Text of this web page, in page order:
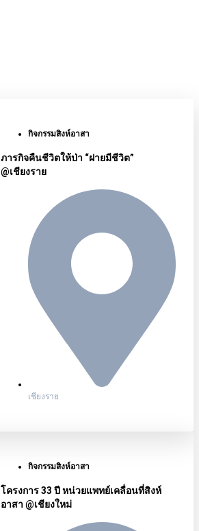
กิจกรรมสิงห์อาสา
ภารกิจคืนชีวิตให้ป่า “ฝายมีชีวิต”
@เชียงราย
เชียงราย
กิจกรรมสิงห์อาสา
โครงการ 33 ปี หน่วยแพทย์เคลื่อนที่สิงห์
อาสา @เชียงใหม่